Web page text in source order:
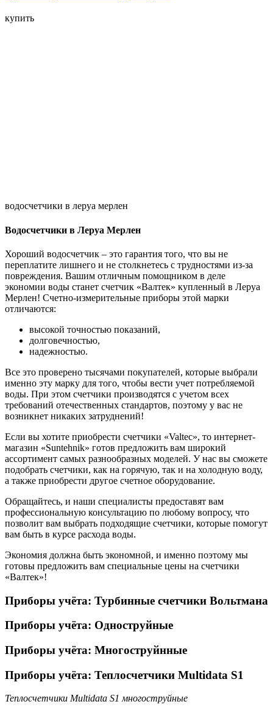
купить
водосчетчики в леруа мерлен
Водосчетчики в Леруа Мерлен
Хороший водосчетчик – это гарантия того, что вы не
переплатите лишнего и не столкнетесь с трудностями из-за
повреждения. Вашим отличным помощником в деле
экономии воды станет счетчик «Валтек» купленный в Леруа
Мерлен! Счетно-измерительные приборы этой марки
отличаются:
высокой точностью показаний,
долговечностью,
надежностью.
Все это проверено тысячами покупателей, которые выбрали
именно эту марку для того, чтобы вести учет потребляемой
воды. При этом счетчики производятся с учетом всех
требований отечественных стандартов, поэтому у вас не
возникнет никаких затруднений!
Если вы хотите приобрести счетчики «Valtec», то интернет-
магазин «Suntehnik» готов предложить вам широкий
ассортимент самых разнообразных моделей. У нас вы сможете
подобрать счетчики, как на горячую, так и на холодную воду,
а также приобрести другое счетное оборудование.
Обращайтесь, и наши специалисты предоставят вам
профессиональную консультацию по любому вопросу, что
позволит вам выбрать подходящие счетчики, которые помогут
вам быть в курсе расхода воды.
Экономия должна быть экономной, и именно поэтому мы
готовы предложить вам специальные цены на счетчики
«Валтек»!
Приборы учёта: Турбинные счетчики Вольтмана
Приборы учёта: Одноструйные
Приборы учёта: Многоструйнные
Приборы учёта: Теплосчетчики Multidata S1
Теплосчетчики Multidata S1 многоструйные